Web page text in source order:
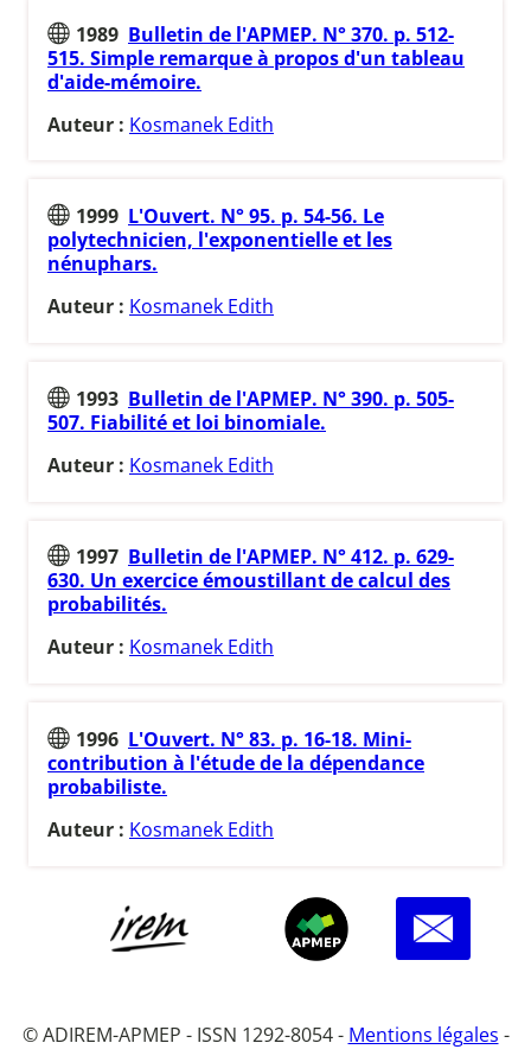
1989 Bulletin de l'APMEP. N° 370. p. 512-
515. Simple remarque à propos d'un tableau
d'aide-mémoire.
Auteur : Kosmanek Edith
1999 L'Ouvert. N° 95. p. 54-56. Le
polytechnicien, l'exponentielle et les
nénuphars.
Auteur : Kosmanek Edith
1993 Bulletin de l'APMEP. N° 390. p. 505-
507. Fiabilité et loi binomiale.
Auteur : Kosmanek Edith
1997 Bulletin de l'APMEP. N° 412. p. 629-
630. Un exercice émoustillant de calcul des
probabilités.
Auteur : Kosmanek Edith
1996 L'Ouvert. N° 83. p. 16-18. Mini-
contribution à l'étude de la dépendance
probabiliste.
Auteur : Kosmanek Edith
© ADIREM-APMEP - ISSN 1292-8054 - Mentions légales -